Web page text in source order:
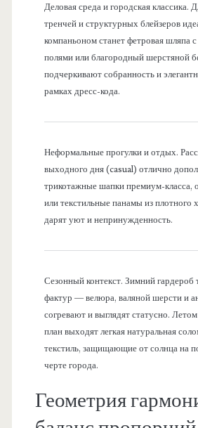
Деловая среда и городская классика.
тренчей и структурных блейзеров
компаньоном станет фетровая шляпа
полями или благородный шерстяной
подчеркивают собранность и
рамках дресс-кода.
Неформальные прогулки и отдых.
выходного дня (casual) отлично
трикотажные шапки премиум-класса,
или текстильные панамы из плотного
дарят уют и непринужденность.
Сезонный контекст. Зимний гардероб
фактур — велюра, валяной шерсти и
согревают и выглядят статусно.
план выходят легкая натуральная
текстиль, защищающие от солнца на
черте города.
Геометрия